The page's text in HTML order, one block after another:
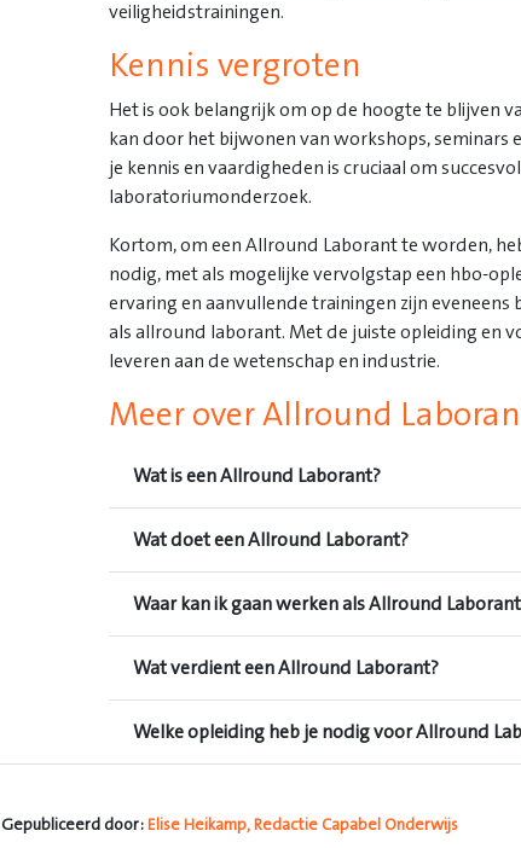
veiligheidstrainingen.
Kennis vergroten
Het is ook belangrijk om op de hoogte te blijven
kan door het bijwonen van workshops,
je kennis en vaardigheden is cruciaal om
laboratoriumonderzoek.
Kortom, om een Allround Laborant te worden,
nodig, met als mogelijke vervolgstap een hbo-
ervaring en aanvullende trainingen zijn
als allround laborant. Met de juiste opleiding en
leveren aan de wetenschap en industrie.
Meer over Allround
Wat is een Allround Laborant?
Wat doet een Allround Laborant?
Waar kan ik gaan werken als Allround
Wat verdient een Allround Laborant?
Welke opleiding heb je nodig voor Allround
Gepubliceerd door: Elise Heikamp, Redactie Capabel Onderwijs